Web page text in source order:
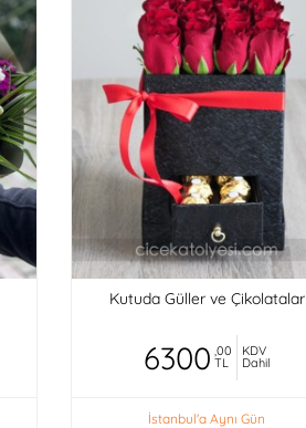
Kutuda Güller ve Çikolatalar
6300 ,00
TL
KDV
Dahil
İstanbul'a Aynı Gün